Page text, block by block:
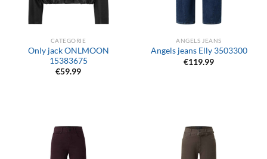
CATEGORIE
Only jack ONLMOON
15383675
€59.99
ANGELS JEANS
Angels jeans Elly 3503300
€119.99